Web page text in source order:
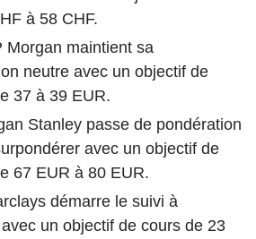
à 58 CHF.
Morgan maintient sa
neutre avec un objectif de
37 à 39 EUR.
Stanley passe de pondération
avec un objectif de
67 EUR à 80 EUR.
démarre le suivi à
un objectif de cours de 23